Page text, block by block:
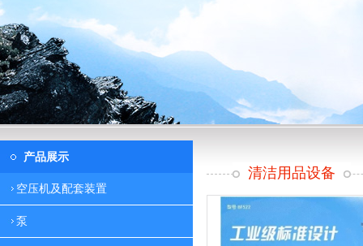
产品展示
空压机及配套装置
泵
清洁用品设备